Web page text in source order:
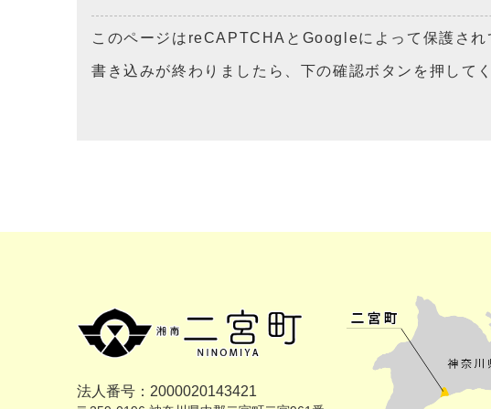
このページはreCAPTCHAとGoogleによって保護され
書き込みが終わりましたら、下の確認ボタンを押してく
法人番号：2000020143421